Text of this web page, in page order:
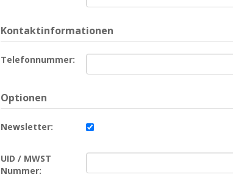
Kontaktinformationen
Telefonnummer:
Optionen
Newsletter:
UID / MWST
Nummer: